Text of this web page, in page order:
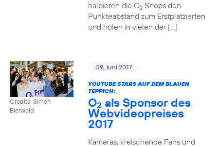
halbieren die O2Shops den
Punkteabstand zum Erstplatzierten
und holen in vielen der […]
Credits: Simon
Bierwald
09. Juni 2017
YOUTUBE STARS AUF DEM BLAUEN
TEPPICH:
O2 als Sponsor des
Webvideopreises
2017
Kameras, kreischende Fans und